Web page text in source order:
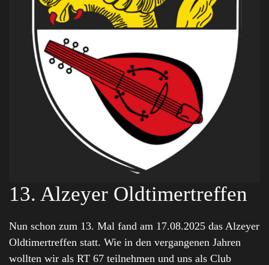
13. Alzeyer Oldtimertreffen
Nun schon zum 13. Mal fand am 17.08.2025 das Alzeyer
Oldtimertreffen statt. Wie in den vergangenen Jahren
wollten wir als RT 67 teilnehmen und uns als Club